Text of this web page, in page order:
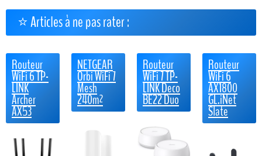
⭐ Articles à ne pas rater :
Routeur
WiFi 6 TP-
LINK
Archer
AX53
NETGEAR
Orbi WiFi 7
Mesh
240m²
Routeur
WiFi 7 TP-
LINK Deco
BE22 Duo
Routeur
WiFi 6
AX1800
GL.iNet
Slate